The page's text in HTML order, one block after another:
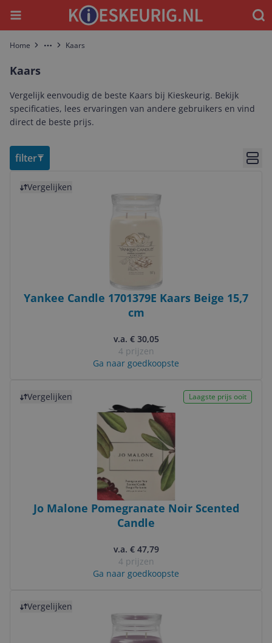
Menu
Home More Kaars
Kaars
Vergelijk eenvoudig de beste Kaars bij Kieskeurig. Bekijk
specificaties, lees ervaringen van andere gebruikers en vind
direct de beste prijs.
filter
Vergelijken
Yankee Candle 1701379E Kaars Beige 15,7
cm
v.a. € 30,05
4 prijzen
Ga naar goedkoopste
Vergelijken Laagste prijs ooit
Jo Malone Pomegranate Noir Scented
Candle
v.a. € 47,79
4 prijzen
Ga naar goedkoopste
Vergelijken